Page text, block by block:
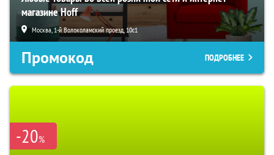
магазине Hoff
Москва, 1-й Волоколамский проезд, 10с1
Промокод ПОДРОБНЕЕ
-20%